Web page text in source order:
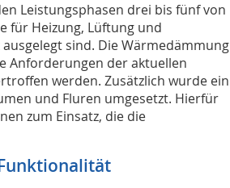
Leistungsphasen drei bis fünf von
für Heizung, Lüftung und
sind. Die Wärmedämmung
Anforderungen der aktuellen
werden. Zusätzlich wurde ein
und Fluren umgesetzt. Hierfür
zum Einsatz, die die